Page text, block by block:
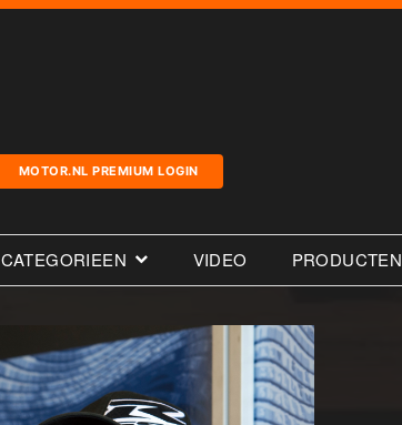
MOTOR.NL PREMIUM LOGIN
CATEGORIEEN VIDEO PRODUCTEN